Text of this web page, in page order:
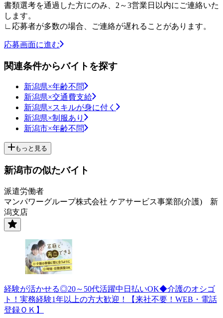
書類選考を通過した方にのみ、2～3営業日以内にご連絡いた
します。
∟応募者が多数の場合、ご連絡が遅れることがあります。
応募画面に進む
関連条件からバイトを探す
新潟県×年齢不問
新潟県×交通費支給
新潟県×スキルが身に付く
新潟県×制服あり
新潟市×年齢不問
もっと見る
新潟市の似たバイト
派遣労働者
マンパワーグループ株式会社 ケアサービス事業部(介護) 新
潟支店
経験が活かせる◎20～50代活躍中日払いOK◆介護のオシゴ
ト！実務経験1年以上の方大歓迎！【来社不要！WEB・電話
登録ＯＫ】